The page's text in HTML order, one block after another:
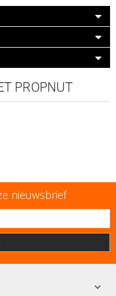
PROPNUT
nieuwsbrief